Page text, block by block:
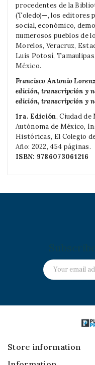
procedentes de la
(Toledo)—, los editores
social, económico,
numerosos pueblos de
Morelos, Veracruz,
Luis Potosí,
México.
Francisco Antonio
edición, transcripción y
edición, transcripción y
1ra. Edición, Ciudad
Autónoma de México,
Históricas, El Colegio
Año: 2022, 454 páginas.
ISBN: 9786073061216
Store information